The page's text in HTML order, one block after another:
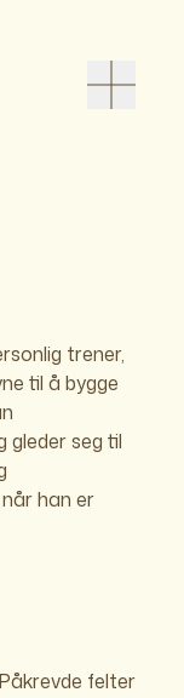
trener,
felter